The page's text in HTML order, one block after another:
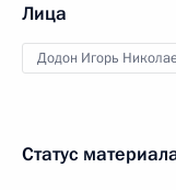
Лица
Додон Игорь
Статус